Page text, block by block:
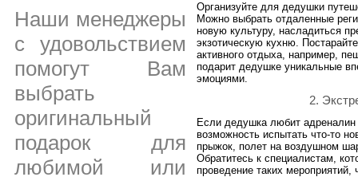
Наши менеджеры
с удовольствием
помогут Вам
выбрать
оригинальный
подарок для
любимой или
Организуйте для дедушки
Можно выбрать отдаленные
новую культуру, насладиться
экзотическую кухню.
активного отдыха, например,
подарит дедушке уникальные
эмоциями.
2.
Если дедушка любит
возможность испытать что-то
прыжок, полет на воздушном
Обратитесь к специалистам,
проведение таких